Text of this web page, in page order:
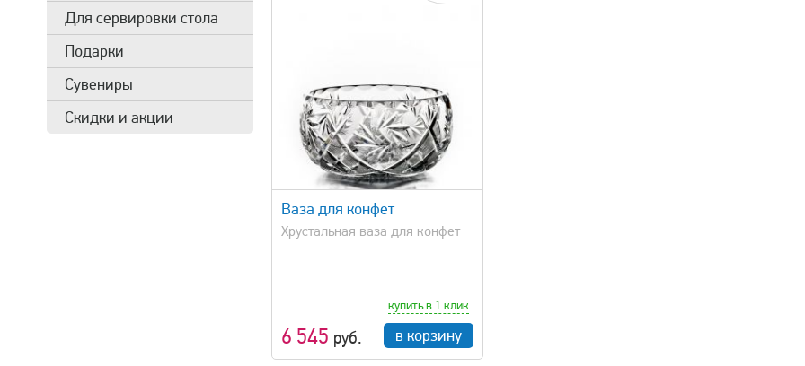
Для сервировки стола
Подарки
Сувениры
Скидки и акции
Ваза для конфет
Хрустальная ваза для конфет
6 545 руб.
купить в 1 клик
в корзину